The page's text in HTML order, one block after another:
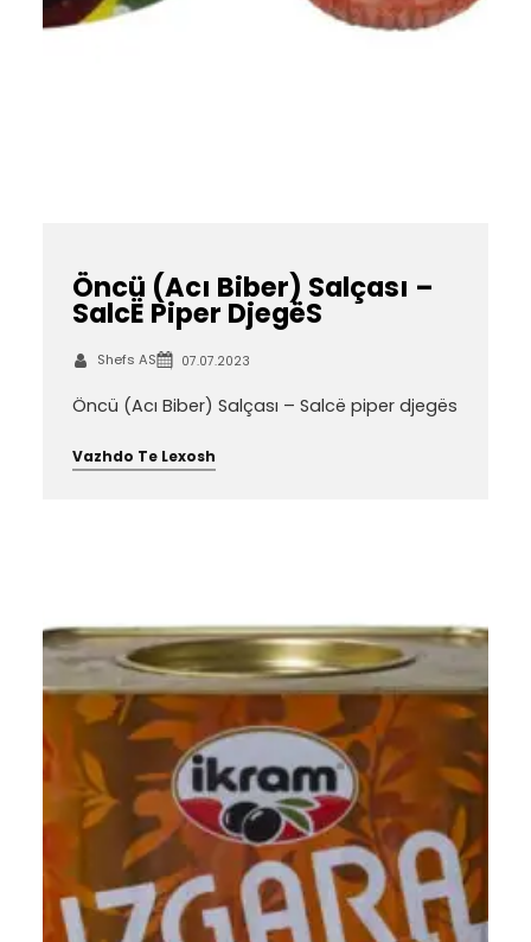
Öncü (Acı Biber) Salçası –
SalcË Piper DjegëS
Shefs AS 07.07.2023
Öncü (Acı Biber) Salçası – Salcë piper djegës
Vazhdo Te Lexosh